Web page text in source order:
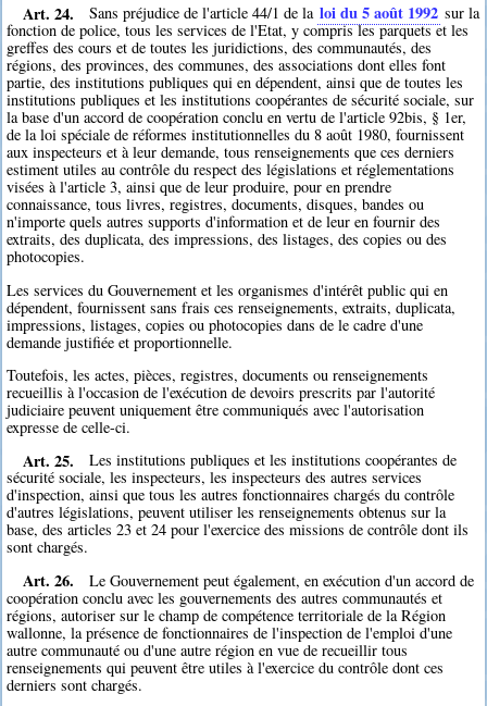
Art. 24. Sans préjudice de l'article 44/1 de la loi du 5 août 1992 sur la
fonction de police, tous les services de l'Etat, y compris les parquets et les
greffes des cours et de toutes les juridictions, des communautés, des
régions, des provinces, des communes, des associations dont elles font
partie, des institutions publiques qui en dépendent, ainsi que de toutes les
institutions publiques et les institutions coopérantes de sécurité sociale, sur
la base d'un accord de coopération conclu en vertu de l'article 92bis, § 1er,
de la loi spéciale de réformes institutionnelles du 8 août 1980, fournissent
aux inspecteurs et à leur demande, tous renseignements que ces derniers
estiment utiles au contrôle du respect des législations et réglementations
visées à l'article 3, ainsi que de leur produire, pour en prendre
connaissance, tous livres, registres, documents, disques, bandes ou
n'importe quels autres supports d'information et de leur en fournir des
extraits, des duplicata, des impressions, des listages, des copies ou des
photocopies.
Les services du Gouvernement et les organismes d'intérêt public qui en
dépendent, fournissent sans frais ces renseignements, extraits, duplicata,
impressions, listages, copies ou photocopies dans de le cadre d'une
demande justifiée et proportionnelle.
Toutefois, les actes, pièces, registres, documents ou renseignements
recueillis à l'occasion de l'exécution de devoirs prescrits par l'autorité
judiciaire peuvent uniquement être communiqués avec l'autorisation
expresse de celle-ci.
Art. 25.
Les institutions publiques et les institutions coopérantes de
sécurité sociale, les inspecteurs, les inspecteurs des autres services
d'inspection, ainsi que tous les autres fonctionnaires chargés du contrôle
d'autres législations, peuvent utiliser les renseignements obtenus sur la
base, des articles 23 et 24 pour l'exercice des missions de contrôle dont ils
sont chargés.
Art. 26.
Le Gouvernement peut également, en exécution d'un accord de
coopération conclu avec les gouvernements des autres communautés et
régions, autoriser sur le champ de compétence territoriale de la Région
wallonne, la présence de fonctionnaires de l'inspection de l'emploi d'une
autre communauté ou d'une autre région en vue de recueillir tous
renseignements qui peuvent être utiles à l'exercice du contrôle dont ces
derniers sont chargés.